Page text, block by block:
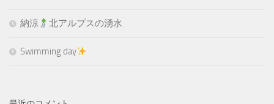
納涼 北アルプスの湧水
Swimming day